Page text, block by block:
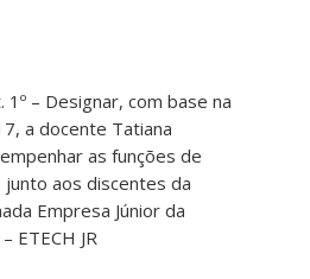
1º – Designar, com base na
a docente Tatiana
as funções de
aos discentes da
Empresa Júnior da
ETECH JR